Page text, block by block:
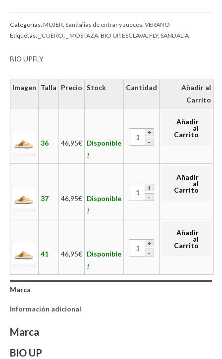
Categorías:MUJER Sandalias de entrar y zuecos VERANO
Etiquetas:
_ CUERO _ MOSTAZA BIO UP, ESCLAVA FLY, SANDALIA
BIO UPFLY
Imagen Talla Precio Stock Cantidad
Añadir al
Carrito
36 46,95€ Disponible
!
Añadir
al
Carrito
37 46,95€ Disponible
!
Añadir
al
Carrito
41 46,95€ Disponible
!
Añadir
al
Carrito
Marca
Información adicional
Marca
BIO UP